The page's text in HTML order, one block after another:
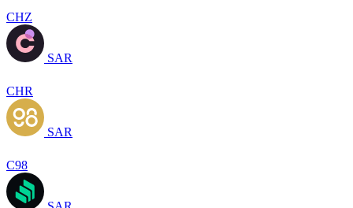
CHZ
SAR
CHR
SAR
C98